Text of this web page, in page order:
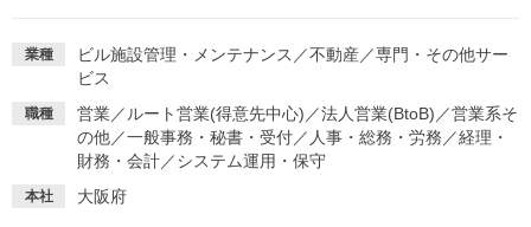
イベントを探す スカウト お知らせ
就活ノウハウ・サポート
業種 ビル施設管理・メンテナンス ／不動産／専門・その他サー
ビス
職種 営業／ ルート営業(得意先中心) ／法人営業(BtoB) ／営業系そ
の他／一般事務・秘書・受付／ 人事・総務・労務 ／経理・
財務・会計／システム運用・保守
本社 大阪府